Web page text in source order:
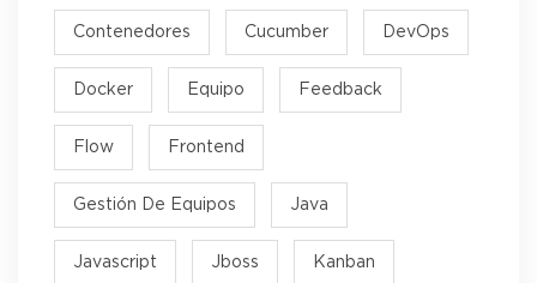
Contenedores Cucumber DevOps
Docker Equipo Feedback
Flow Frontend
Gestión De Equipos Java
Javascript Jboss Kanban